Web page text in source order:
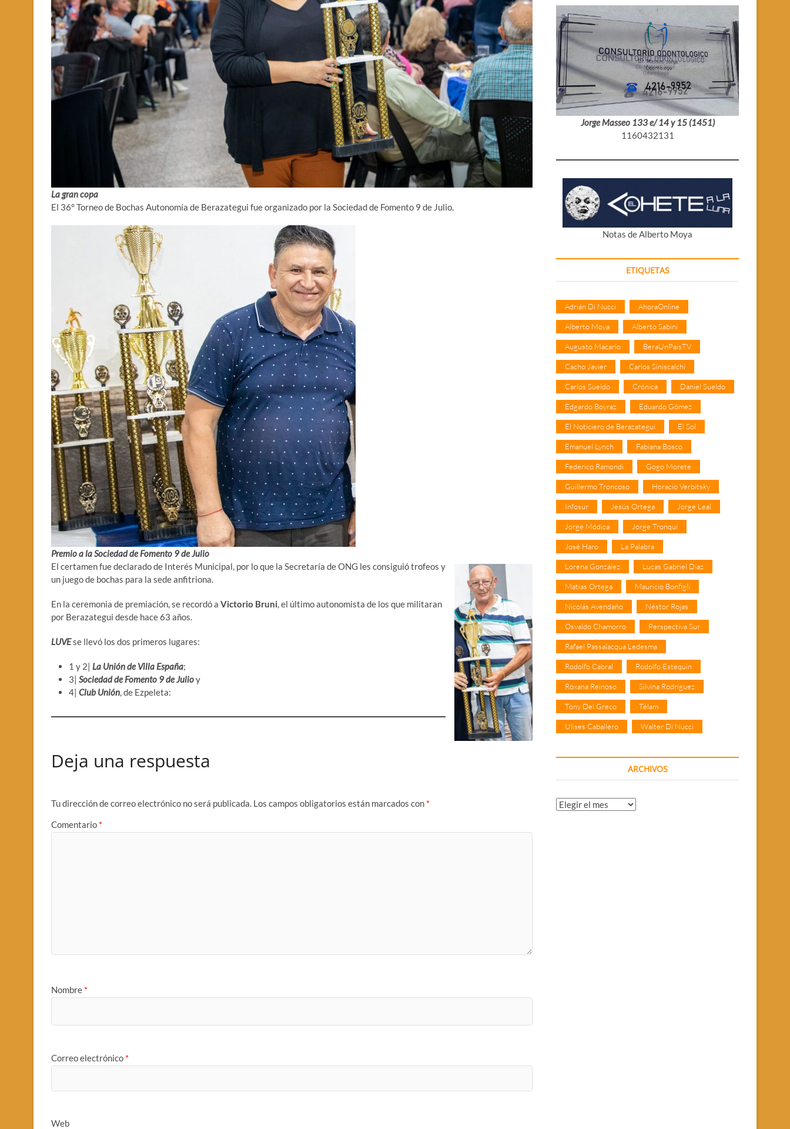
La gran copa
El 36° Torneo de Bochas Autonomía de Berazategui fue organizado por la Sociedad de Fomento 9 de Julio.
Premio a la Sociedad de Fomento 9 de Julio
El certamen fue declarado de Interés Municipal, por lo que la Secretaría de ONG les consiguió trofeos y
un juego de bochas para la sede anfitriona.
En la ceremonia de premiación, se recordó a Victorio Bruni, el último autonomista de los que militaran
por Berazategui desde hace 63 años.
LUVEse llevó los dos primeros lugares:
1 y 2| La Unión de Villa España;
3| Sociedad de Fomento 9 de Julioy
4| Club Unión, de Ezpeleta:
Deja una respuesta
Tu dirección de correo electrónico no será publicada. Los campos obligatorios están marcados con *
Comentario *
Nombre *
Correo electrónico *
Web
Jorge Masseo 133 e/ 14 y 15 (1451)
1160432131
Notas de Alberto Moya
ETIQUETAS
Adrián Di Nucci AhoraOnline
Alberto Moya Alberto Sabini
Augusto Macario BeraUnPaisTV
Cacho Javier Carlos Siniscalchi
Carlos Sueldo Crónica Daniel Sueldo
Edgardo Boyraz Eduardo Gómez
El Noticiero de Berazategui El Sol
Emanuel Lynch Fabiana Bosco
Federico Ramondi Gogo Morete
Guillermo Troncoso Horacio Verbitsky
Infosur Jesús Ortega Jorge Leal
Jorge Módica Jorge Tronqui
José Haro La Palabra
Lorena González Lucas Gabriel Díaz
Matías Ortega Mauricio Bonfigli
Nicolás Avendaño Néstor Rojas
Osvaldo Chamorro Perspectiva Sur
Rafael Passalacqua Ledesma
Rodolfo Cabral Rodolfo Estequin
Roxana Reinoso Silvina Rodríguez
Tony Del Greco Télam
Ulises Caballero Walter Di Nucci
ARCHIVOS
Archivos